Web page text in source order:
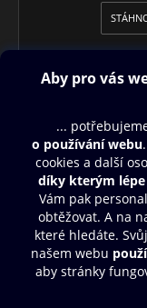
Obsah ke stažení
Moje O2 Knihovna
Další zábava
© O2 Czech Republic